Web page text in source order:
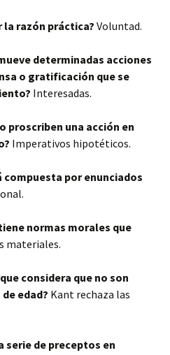
la razón práctica? Voluntad.
determinadas acciones
o gratificación que se
Interesadas.
proscriben una acción en
Imperativos hipotéticos.
compuesta por enunciados
normas morales que
materiales.
considera que no son
edad? Kant rechaza las
serie de preceptos en